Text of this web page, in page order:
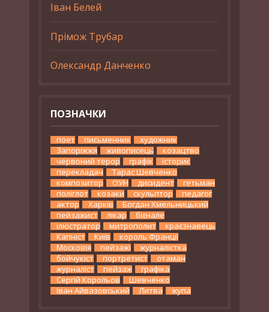
Іван Белей
Прімож Трубар
Олександр Данченко
ПОЗНАЧКИ
поет письменник
художник
Запоріжжя
живописець
козацтво
червоний терор
графік
історик
перекладач
Тарас Шевченко
композитор
ОУН дисидент
гетьман
поліглот
козаки скульптор
педагог
актор
Харків
Богдан Хмельницький
пейзажист
лікар
бієнале
ілюстратор
митрополит
краєзнавець
Капніст
Київ
король Франції
Московія
пейзажі
журналістка
бойчукіст
портретист
отаман
журналіст
пейзаж
графіка
Сергій Корольов
Шевченко
Іван Айвазовський
Литва жупа